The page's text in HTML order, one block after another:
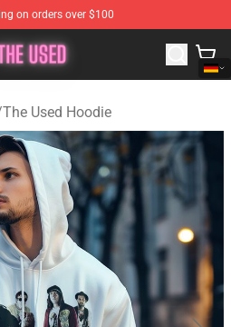
on orders over $100
The Used Merchandise Shop
The Used Hoodie